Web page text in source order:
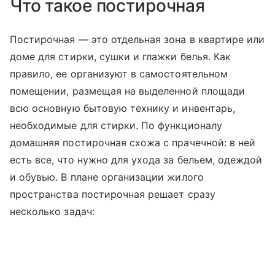
Что такое постирочная
Постирочная — это отдельная зона в квартире или
доме для стирки, сушки и глажки белья. Как
правило, ее организуют в самостоятельном
помещении, размещая на выделенной площади
всю основную бытовую технику и инвентарь,
необходимые для стирки. По функционалу
домашняя постирочная схожа с прачечной: в ней
есть все, что нужно для ухода за бельем, одеждой
и обувью. В плане организации жилого
пространства постирочная решает сразу
несколько задач: